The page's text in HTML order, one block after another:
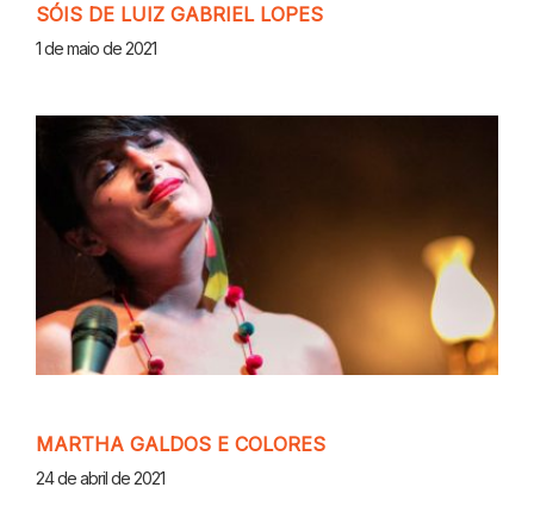
SÓIS DE LUIZ GABRIEL LOPES
1 de maio de 2021
MARTHA GALDOS E COLORES
24 de abril de 2021